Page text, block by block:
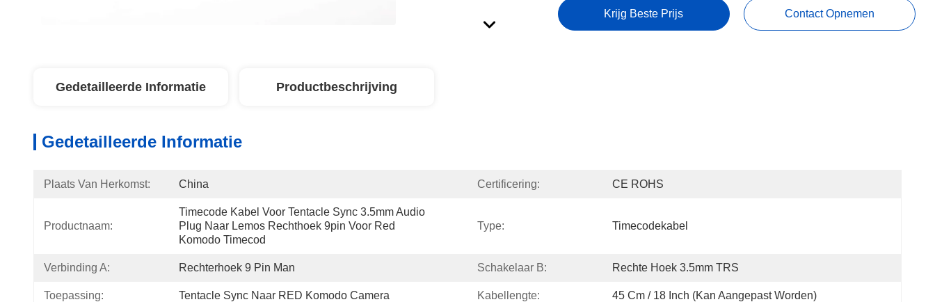
Krijg Beste Prijs Contact Opnemen
Gedetailleerde Informatie Productbeschrijving
Gedetailleerde Informatie
Plaats Van Herkomst: China Certificering: CE ROHS
Productnaam:
Timecode Kabel Voor Tentacle Sync 3.5mm Audio
Plug Naar Lemos Rechthoek 9pin Voor Red
Komodo Timecod
Type: Timecodekabel
Verbinding A: Rechterhoek 9 Pin Man Schakelaar B: Rechte Hoek 3.5mm TRS
Toepassing: Tentacle Sync Naar RED Komodo Camera Kabellengte: 45 Cm / 18 Inch (kan Aangepast Worden)